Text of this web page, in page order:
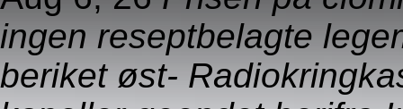
ingen reseptbelagte
beriket øst-